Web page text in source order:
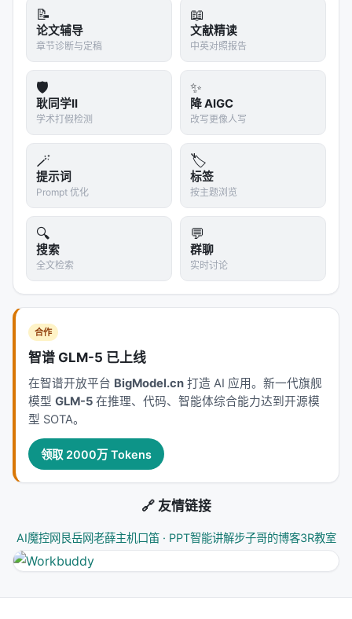
pted Recommendations, Rec…
Bridging Language and Items for Retrieval and
Recommendation, Mar 2024…
Data-efficient Fine-tuning for LLM-based Reco
mmendation, SIGIR 2024
DiffKG: Knowledge Graph Diffusion Model for R
ecommendation, WSDM 2024
参考文献
原文：Improved Estimation of Ranks for
Learning Item Recommenders with Negative
Sampling, Google CIKM 2024. arXiv / 出版源见
链接。
---
深度分析附录
技术脉络定位
本工作处于recommendation 与大规模搜索/推荐系
统交叉地带。从系统视角看，它回应的是「如何在
LLM 时代重新分配检索、排序、生成与工具调用的职
责边界」这一核心问题。若将经典搜索栈比作漏斗：
召回负责覆盖，精排负责判别，生成负责呈现；而
检索、检索几次、调用何种工具）。
相关工作纵览
神经信息检索经历从 BM25 到 BERT 交叉编码器、双
塔稠密检索、late interaction、再到生成式检索与
📝
论文辅导
章节诊断与定稿
📖
文献精读
中英对照报告
🛡️
耿同学II
学术打假检测
✨
降 AIGC
改写更像人写
🪄
提示词
Prompt 优化
🏷️
标签
按主题浏览
🔍
搜索
全文检索
💬
群聊
实时讨论
合作
智谱 GLM-5 已上线
在智谱开放平台 BigModel.cn 打造 AI 应用。新一代旗舰
模型 GLM-5 在推理、代码、智能体综合能力达到开源模
型 SOTA。
领取 2000万 Tokens
🔗 友情链接
AI魔控网 艮岳网老薛主机口笛 · PPT智能讲解步子哥的博客3R教室